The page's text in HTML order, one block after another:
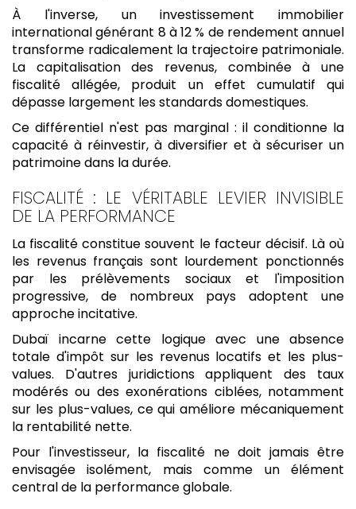
À l'inverse, un investissement immobilier
international générant 8 à 12 % de rendement annuel
transforme radicalement la trajectoire patrimoniale.
La capitalisation des revenus, combinée à une
fiscalité allégée, produit un effet cumulatif qui
dépasse largement les standards domestiques.
Ce différentiel n'est pas marginal : il conditionne la
capacité à réinvestir, à diversifier et à sécuriser un
patrimoine dans la durée.
FISCALITÉ : LE VÉRITABLE LEVIER INVISIBLE
DE LA PERFORMANCE
La fiscalité constitue souvent le facteur décisif. Là où
les revenus français sont lourdement ponctionnés
par les prélèvements sociaux et l'imposition
progressive, de nombreux pays adoptent une
approche incitative.
Dubaï incarne cette logique avec une absence
totale d'impôt sur les revenus locatifs et les plus-
values. D'autres juridictions appliquent des taux
modérés ou des exonérations ciblées, notamment
sur les plus-values, ce qui améliore mécaniquement
la rentabilité nette.
Pour l'investisseur, la fiscalité ne doit jamais être
envisagée isolément, mais comme un élément
central de la performance globale.